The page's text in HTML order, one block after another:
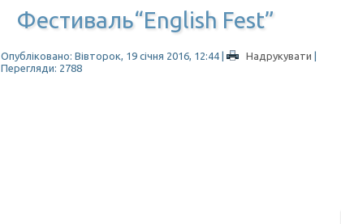
Фестиваль“English Fest”
Опубліковано: Вівторок, 19 січня 2016, 12:44 | Надрукувати
Перегляди: 2788